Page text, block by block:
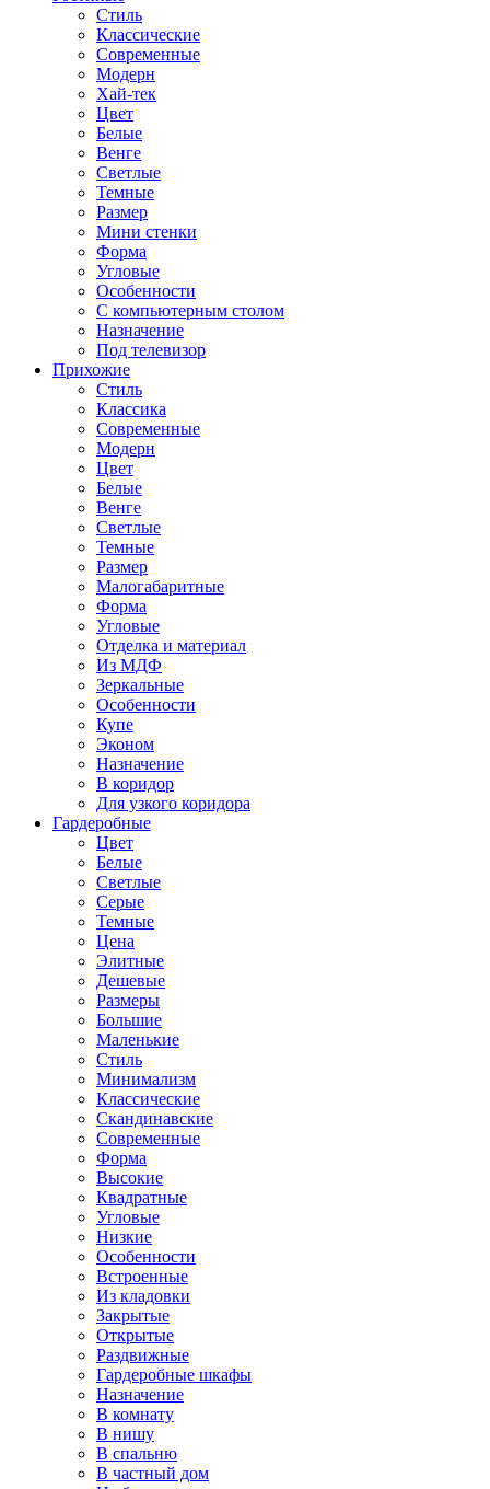
Стиль
Классические
Современные
Модерн
Хай-тек
Цвет
Белые
Венге
Светлые
Темные
Размер
Мини стенки
Форма
Угловые
Особенности
С компьютерным столом
Назначение
Под телевизор
Прихожие
Стиль
Классика
Современные
Модерн
Цвет
Белые
Венге
Светлые
Темные
Размер
Малогабаритные
Форма
Угловые
Отделка и материал
Из МДФ
Зеркальные
Особенности
Купе
Эконом
Назначение
В коридор
Для узкого коридора
Гардеробные
Цвет
Белые
Светлые
Серые
Темные
Цена
Элитные
Дешевые
Размеры
Большие
Маленькие
Стиль
Минимализм
Классические
Скандинавские
Современные
Форма
Высокие
Квадратные
Угловые
Низкие
Особенности
Встроенные
Из кладовки
Закрытые
Открытые
Раздвижные
Гардеробные шкафы
Назначение
В комнату
В нишу
В спальню
В частный дом